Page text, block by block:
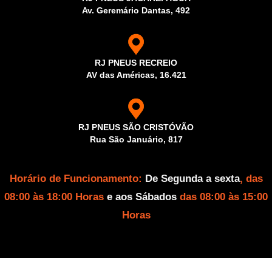
Av. Geremário Dantas, 492
RJ PNEUS RECREIO
AV das Américas, 16.421
RJ PNEUS SÃO CRISTÓVÃO
Rua São Januário, 817
Horário de Funcionamento: De Segunda a sexta, das
08:00 às 18:00 Horas e aos Sábados das 08:00 às 15:00
Horas